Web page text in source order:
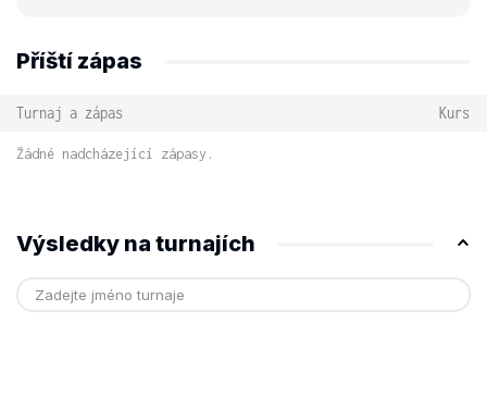
Příští zápas
Turnaj a zápas Kurs
Žádné nadcházející zápasy.
Výsledky na turnajích